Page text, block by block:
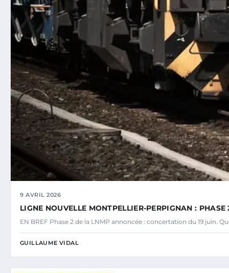
9 AVRIL 2026
LIGNE NOUVELLE MONTPELLIER-PERPIGNAN :
EN BREF Phase 2 de la LNMP annoncée : concertation du 19 juin.
GUILLAUME VIDAL